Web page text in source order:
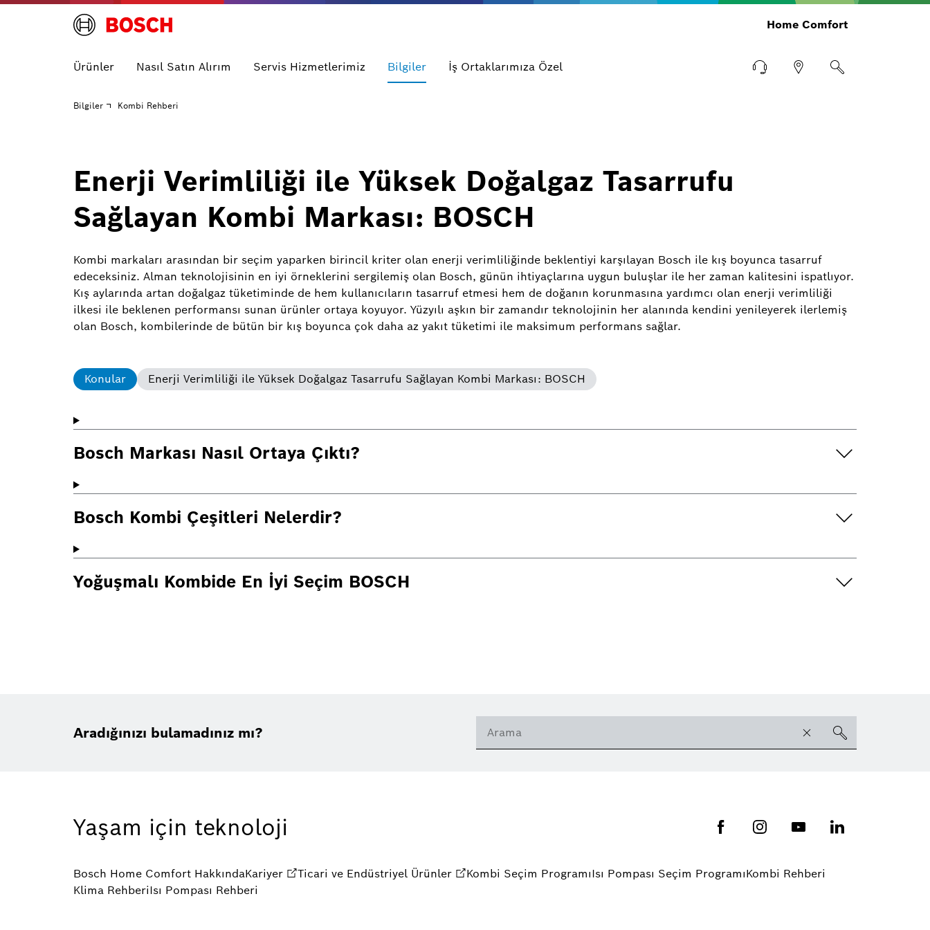
Home Comfort
Ürünler Nasıl Satın Alırım Servis Hizmetlerimiz Bilgiler İş Ortaklarımıza Özel
Bilgiler Kombi Rehberi
Enerji Verimliliği ile Yüksek Doğalgaz Tasarrufu
Sağlayan Kombi Markası: BOSCH
Kombi markaları arasından bir seçim yaparken birincil kriter olan enerji verimliliğinde beklentiyi karşılayan Bosch ile kış boyunca tasarruf
edeceksiniz. Alman teknolojisinin en iyi örneklerini sergilemiş olan Bosch, günün ihtiyaçlarına uygun buluşlar ile her zaman kalitesini ispatlıyor.
Kış aylarında artan doğalgaz tüketiminde de hem kullanıcıların tasarruf etmesi hem de doğanın korunmasına yardımcı olan enerji verimliliği
ilkesi ile beklenen performansı sunan ürünler ortaya koyuyor. Yüzyılı aşkın bir zamandır teknolojinin her alanında kendini yenileyerek ilerlemiş
olan Bosch, kombilerinde de bütün bir kış boyunca çok daha az yakıt tüketimi ile maksimum performans sağlar.
Konular Enerji Verimliliği ile Yüksek Doğalgaz Tasarrufu Sağlayan Kombi Markası: BOSCH
Bosch Markası Nasıl Ortaya Çıktı?
Bosch Kombi Çeşitleri Nelerdir?
Yoğuşmalı Kombide En İyi Seçim BOSCH
Aradığınızı bulamadınız mı?
Yaşam için teknoloji
Bosch Home Comfort HakkındaKariyer Ticari ve Endüstriyel Ürünler Kombi Seçim ProgramıIsı Pompası Seçim ProgramıKombi Rehberi
Klima RehberiIsı Pompası Rehberi